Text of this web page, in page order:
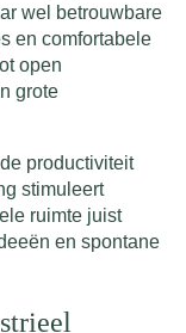
wel betrouwbare
en comfortabele
open
grote
productiviteit
stimuleert
ruimte juist
en spontane